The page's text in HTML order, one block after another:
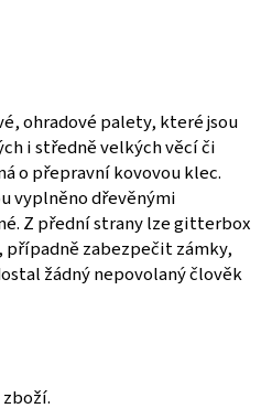
ohradové palety, které jsou
i středně velkých věcí či
o přepravní kovovou klec.
vyplněno dřevěnými
Z přední strany lze gitterbox
zabezpečit zámky,
žádný nepovolaný člověk